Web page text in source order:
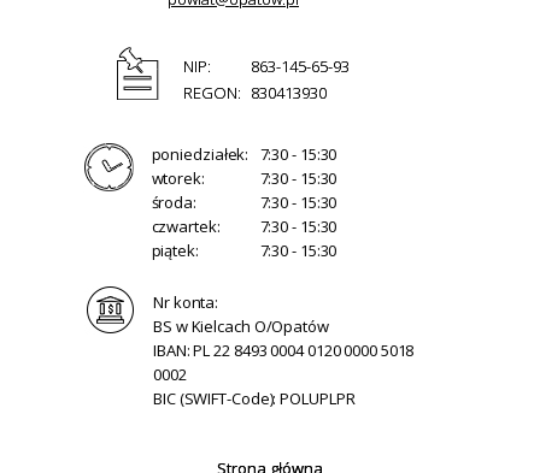
NIP:
863-145-65-93
REGON: 830413930
poniedziałek:
7:30 - 15:30
wtorek:
7:30 - 15:30
środa:
7:30 - 15:30
czwartek:
7:30 - 15:30
piątek:
7:30 - 15:30
Nr konta:
BS w Kielcach O/Opatów
IBAN: PL 22 8493 0004 0120 0000 5018
0002
BIC (SWIFT-Code): POLUPLPR
Strona główna